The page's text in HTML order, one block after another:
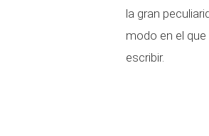
la gran
modo en el
escribir.